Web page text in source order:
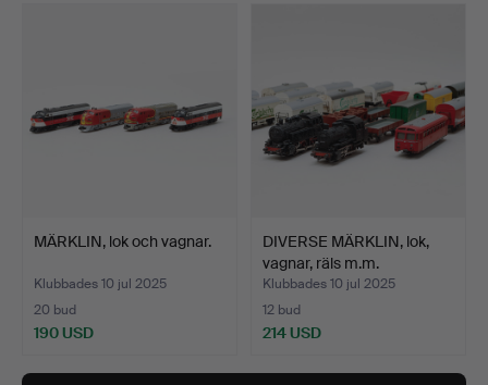
MÄRKLIN, lok och vagnar.
Klubbades 10 jul 2025
20 bud
190 USD
DIVERSE MÄRKLIN, lok,
vagnar, räls m.m.
Klubbades 10 jul 2025
12 bud
214 USD